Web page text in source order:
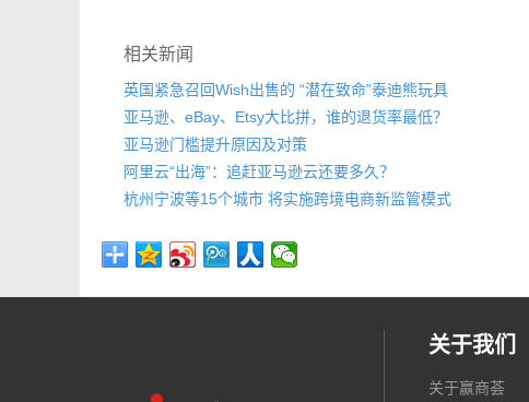
相关新闻
英国紧急召回Wish出售的 “潜在致命”泰迪熊玩具
亚马逊、eBay、Etsy大比拼，谁的退货率最低？
亚马逊门槛提升原因及对策
阿里云“出海”：追赶亚马逊云还要多久？
杭州宁波等15个城市 将实施跨境电商新监管模式
关于我们
关于赢商荟